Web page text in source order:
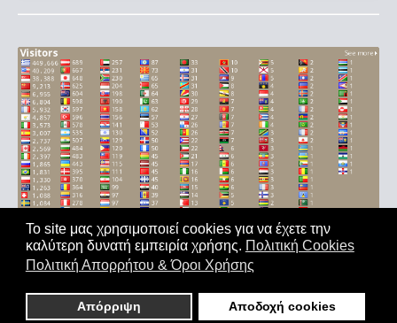
Το site μας χρησιμοποιεί cookies για να έχετε την
καλύτερη δυνατή εμπειρία χρήσης. Πολιτική Cookies
Πολιτική Απορρήτου & Όροι Χρήσης
Απόρριψη Αποδοχή cookies
Αρχική|'Οροι Χρήσης|Επικοινωνία
παντός δικαιώματος